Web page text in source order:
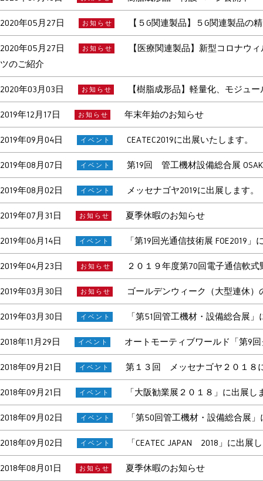
2020年05月27日 お知らせ 【５G関連製品】５G関連製品の
2020年05月27日 お知らせ
【医療関連製品】新型コロナウ
ツのご紹介
2020年03月03日 お知らせ 【樹脂成形品】軽量化、モジュ
2019年12月17日 お知らせ 年末年始のお知らせ
2019年09月04日 イベント CEATEC2019に出展いたします。
2019年08月07日 イベント 第19回 管工機材設備総合展
2019年08月02日 イベント メッセナゴヤ2019に出展します
2019年07月31日 お知らせ 夏季休暇のお知らせ
2019年06月14日 イベント 「第19回光通信技術展 FOE2019
2019年04月23日 お知らせ ２０１９年度第70回電子通信軟
2019年03月30日 お知らせ ゴールデンウィーク（大型連休）
2019年03月30日 イベント 「第51回管工機材・設備総合展
2018年11月29日 イベント オートモーティブワールド「第9
2018年09月21日 イベント 第１３回 メッセナゴヤ２０１８
2018年09月21日 イベント 「大阪勧業展２０１８」に出
2018年09月02日 イベント 「第50回管工機材・設備総合展
2018年09月02日 イベント 「CEATEC JAPAN 2018」に
2018年08月01日 お知らせ 夏季休暇のお知らせ